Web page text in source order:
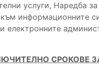
услуги, Наредба
информационните
електронните
СРОКОВЕ